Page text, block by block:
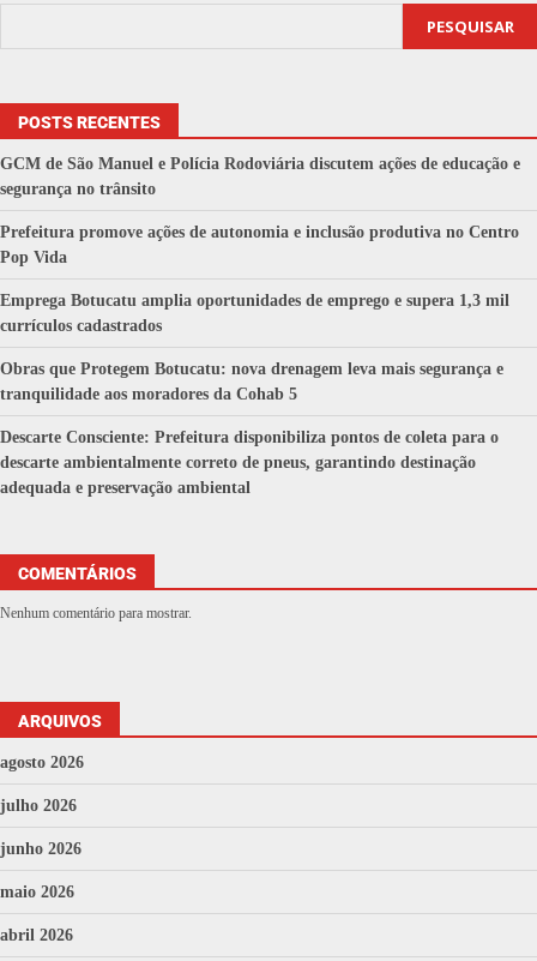
PESQUISAR
POSTS RECENTES
GCM de São Manuel e Polícia Rodoviária discutem ações de educação e
segurança no trânsito
Prefeitura promove ações de autonomia e inclusão produtiva no Centro
Pop Vida
Emprega Botucatu amplia oportunidades de emprego e supera 1,3 mil
currículos cadastrados
Obras que Protegem Botucatu: nova drenagem leva mais segurança e
tranquilidade aos moradores da Cohab 5
Descarte Consciente: Prefeitura disponibiliza pontos de coleta para o
descarte ambientalmente correto de pneus, garantindo destinação
adequada e preservação ambiental
COMENTÁRIOS
Nenhum comentário para mostrar.
ARQUIVOS
agosto 2026
julho 2026
junho 2026
maio 2026
abril 2026